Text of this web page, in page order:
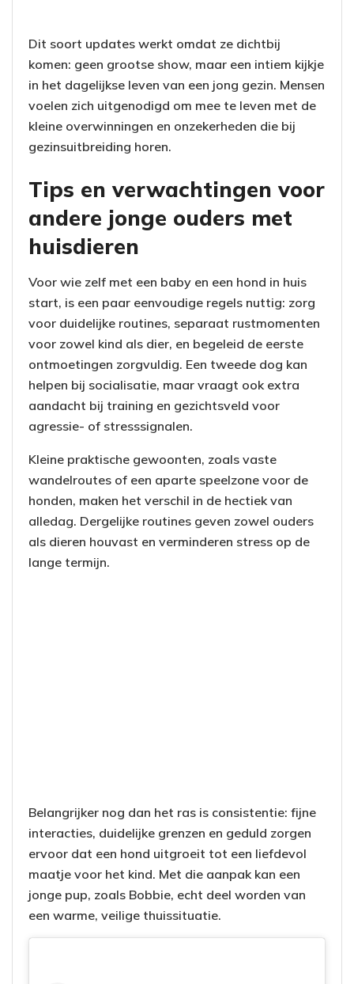
Dit soort updates werkt omdat ze dichtbij
komen: geen grootse show, maar een intiem kijkje
in het dagelijkse leven van een jong gezin. Mensen
voelen zich uitgenodigd om mee te leven met de
kleine overwinningen en onzekerheden die bij
gezinsuitbreiding horen.
Tips en verwachtingen voor
andere jonge ouders met
huisdieren
Voor wie zelf met een baby en een hond in huis
start, is een paar eenvoudige regels nuttig: zorg
voor duidelijke routines, separaat rustmomenten
voor zowel kind als dier, en begeleid de eerste
ontmoetingen zorgvuldig. Een tweede dog kan
helpen bij socialisatie, maar vraagt ook extra
aandacht bij training en gezichtsveld voor
agressie- of stresssignalen.
Kleine praktische gewoonten, zoals vaste
wandelroutes of een aparte speelzone voor de
honden, maken het verschil in de hectiek van
alledag. Dergelijke routines geven zowel ouders
als dieren houvast en verminderen stress op de
lange termijn.
Belangrijker nog dan het ras is consistentie: fijne
interacties, duidelijke grenzen en geduld zorgen
ervoor dat een hond uitgroeit tot een liefdevol
maatje voor het kind. Met die aanpak kan een
jonge pup, zoals Bobbie, echt deel worden van
een warme, veilige thuissituatie.